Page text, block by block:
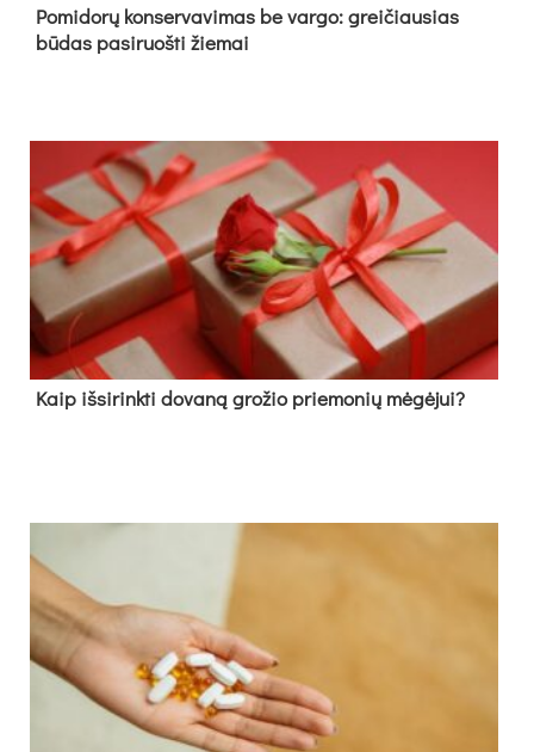
Pomidorų konservavimas be vargo: greičiausias
būdas pasiruošti žiemai
Kaip išsirinkti dovaną grožio priemonių mėgėjui?